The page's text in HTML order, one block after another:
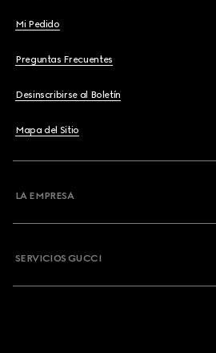
Mi Pedido
Preguntas Frecuentes
Desinscribirse al Boletín
Mapa del Sitio
LA EMPRESA
SERVICIOS GUCCI